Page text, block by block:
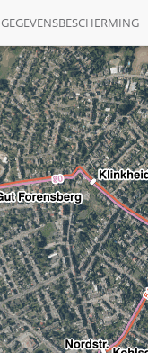
GEGEVENSBESCHERMING